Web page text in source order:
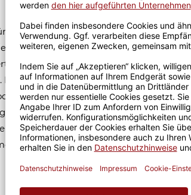
Frauen-Berufe - So sieht eine richtig
egal zu welchem Anlass.
Keramik wurden mit viel Liebe
viel Erfahrung werden sie
bedruckt. Die Kaffeebecher sind
Somit ist eine lange Freude an
garantiert und der Kaffee am
gleich nochmal so gut.